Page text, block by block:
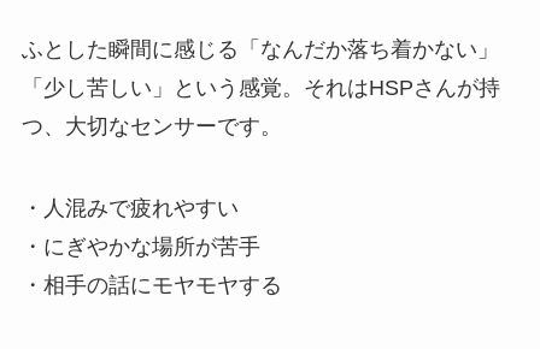
ふとした瞬間に感じる「なんだか落ち着かない」
「少し苦しい」という感覚。それはHSPさんが持
つ、大切なセンサーです。
・人混みで疲れやすい
・にぎやかな場所が苦手
・相手の話にモヤモヤする